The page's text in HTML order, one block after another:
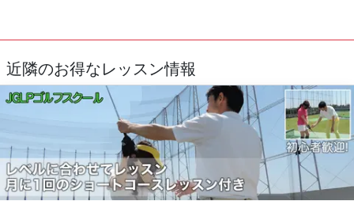
近隣のお得なレッスン情報